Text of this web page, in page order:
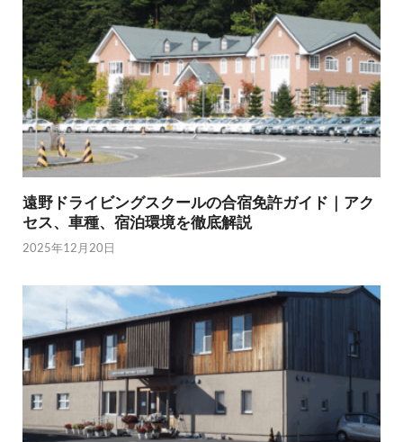
遠野ドライビングスクールの合宿免許ガイド｜アク
セス、車種、宿泊環境を徹底解説
2025年12月20日